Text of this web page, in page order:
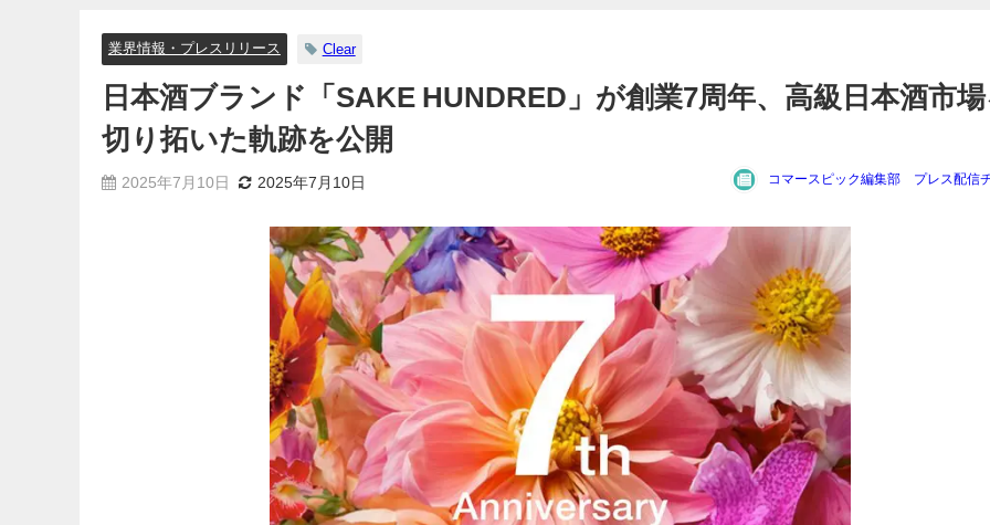
業界情報・プレスリリース Clear
日本酒ブランド「SAKE HUNDRED」が創業7周年、高級日本酒市
切り拓いた軌跡を公開
2025年7月10日 2025年7月10日 コマースピック編集部 プレス配信